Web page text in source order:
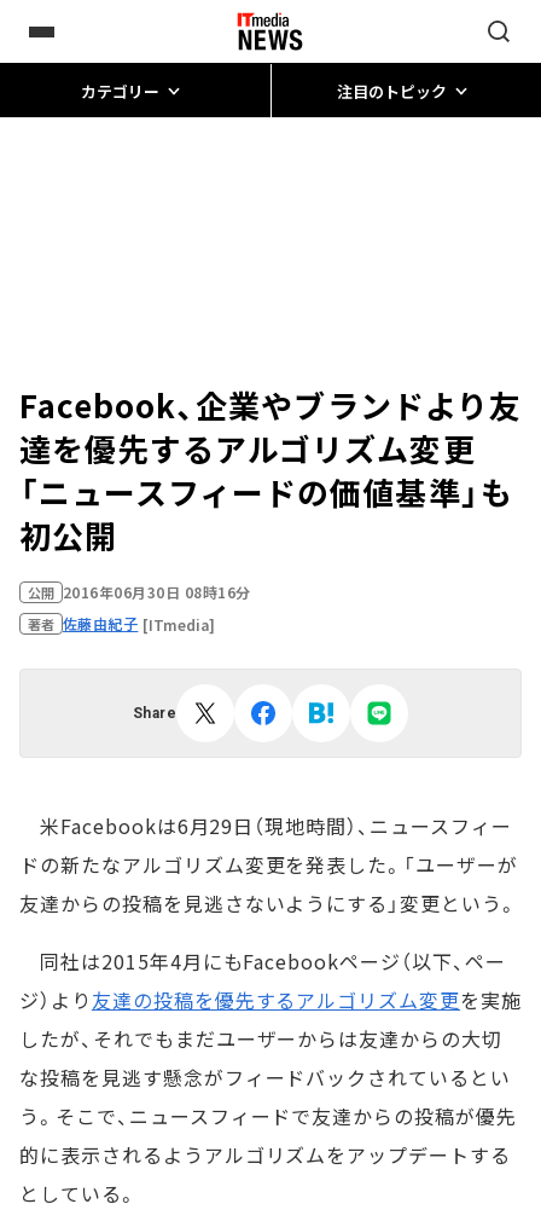
カテゴリー 注目のトピック
Facebook、企業やブランドより友
達を優先するアルゴリズム変更
「ニュースフィードの価値基準」も
初公開
公開 2016年06月30日 08時16分
著者 佐藤由紀子 [ITmedia]
Share
米Facebookは6月29日（現地時間）、ニュースフィー
ドの新たなアルゴリズム変更を発表した。「ユーザーが
友達からの投稿を見逃さないようにする」変更という。
同社は2015年4月にもFacebookページ（以下、ペー
ジ）より 友達の投稿を優先するアルゴリズム変更を実施
したが、それでもまだユーザーからは友達からの大切
な投稿を見逃す懸念がフィードバックされているとい
う。そこで、ニュースフィードで友達からの投稿が優先
的に表示されるようアルゴリズムをアップデートする
としている。